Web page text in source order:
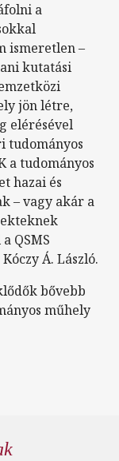
a
ismeretlen –
kutatási
jön létre,
elérésével
tudományos
a tudományos
hazai és
– vagy akár a
QSMS
Á. László.
bővebb
műhely